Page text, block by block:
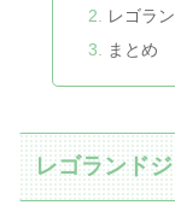
レゴラ
まとめ
レゴランド